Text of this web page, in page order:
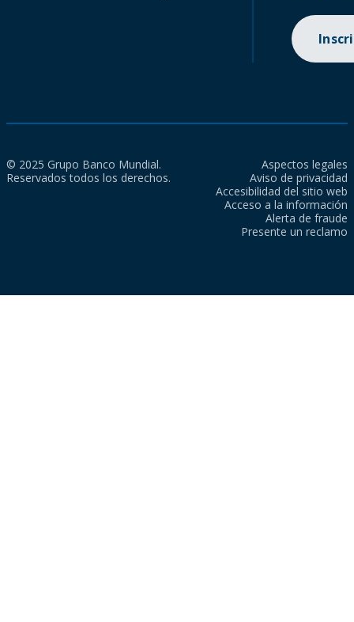
© 2025 Grupo Banco Mundial.
Reservados todos los derechos.
Aspectos legales
Aviso de privacidad
Accesibilidad del sitio web
Acceso a la información
Alerta de fraude
Presente un reclamo